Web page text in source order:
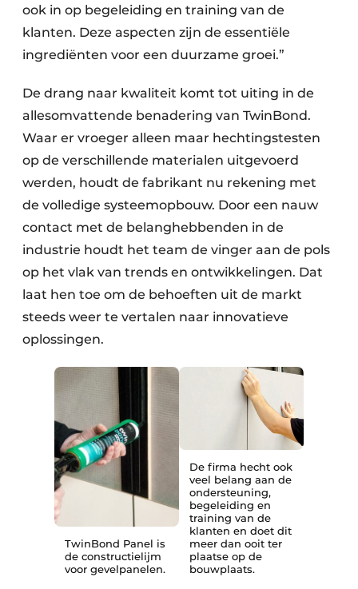
ook in op begeleiding en training van de
klanten. Deze aspecten zijn de essentiële
ingrediënten voor een duurzame groei.”
De drang naar kwaliteit komt tot uiting in de
allesomvattende benadering van TwinBond.
Waar er vroeger alleen maar hechtingstesten
op de verschillende materialen uitgevoerd
werden, houdt de fabrikant nu rekening met
de volledige systeemopbouw. Door een nauw
contact met de belanghebbenden in de
industrie houdt het team de vinger aan de pols
op het vlak van trends en ontwikkelingen. Dat
laat hen toe om de behoeften uit de markt
steeds weer te vertalen naar innovatieve
oplossingen.
TwinBond Panel is
de constructielijm
voor gevelpanelen.
De firma hecht ook
veel belang aan de
ondersteuning,
begeleiding en
training van de
klanten en doet dit
meer dan ooit ter
plaatse op de
bouwplaats.